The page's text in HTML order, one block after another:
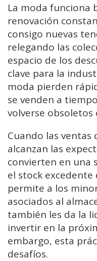
La moda funciona
renovación
consigo nuevas
relegando las
espacio de los
clave para la
moda pierden
se venden a
volverse obsoletos
Cuando las
alcanzan las
convierten en una
el stock excedente
permite a los
asociados al
también les da la
invertir en la
embargo, esta
desafíos.